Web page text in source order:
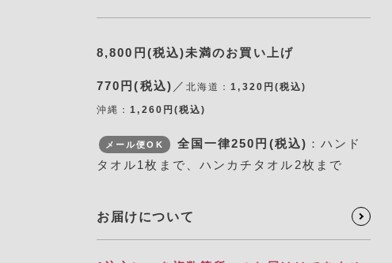
8,800円(税込)未満のお買い上げ
770円(税込) ／ 北海道：1,320円(税込)
沖縄：1,260円(税込)
メール便OK 全国一律250円(税込) ：ハンド
タオル1枚まで、ハンカチタオル2枚まで
お届けについて